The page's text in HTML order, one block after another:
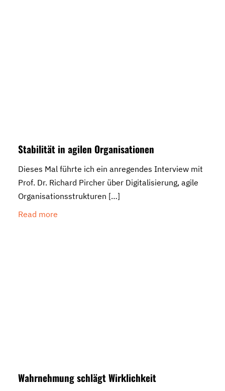
Stabilität in agilen Organisationen
Dieses Mal führte ich ein anregendes Interview mit
Prof. Dr. Richard Pircher über Digitalisierung, agile
Organisationsstrukturen […]
Read more
Wahrnehmung schlägt Wirklichkeit